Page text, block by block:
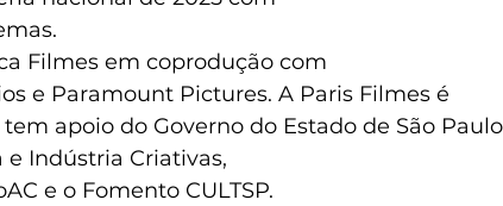
Filmes em coprodução com
e Paramount Pictures. A Paris Filmes é
apoio do Governo do Estado de São
e Indústria Criativas,
e o Fomento CULTSP.